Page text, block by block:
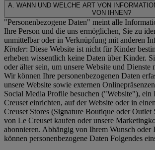
A. WANN UND WELCHE ART VON
VON IHNEN?
"Personenbezogene Daten" meint alle
Ihre Person und die uns ermöglichen, Sie zu
unmittelbar oder in Verknüpfung mit anderen
Kinder: Diese Website ist nicht für Kinder
erheben wissentlich keine Daten über Kinder.
oder älter sein, um unsere Website und Dienste
Wir können Ihre personenbezogenen Daten
unsere Website sowie externen
Social Media Profile besuchen ("Website"), ein
Creuset einrichten, auf der Website oder in
Creuset Stores (Signature Boutique oder Outlet
von Le Creuset kaufen oder unsere
abonnieren. Abhängig von Ihrem Wunsch
können personenbezogene Daten Folgendes